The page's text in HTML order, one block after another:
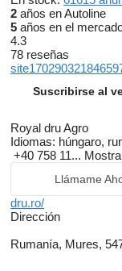
2 años en Autoline
5 años en el
4.3
78 reseñas
Suscribirse al
Royal dru Agro
Idiomas: húngaro,
+40 758 11...
Llámame
dru.ro/
Dirección
Rumanía, Mures,